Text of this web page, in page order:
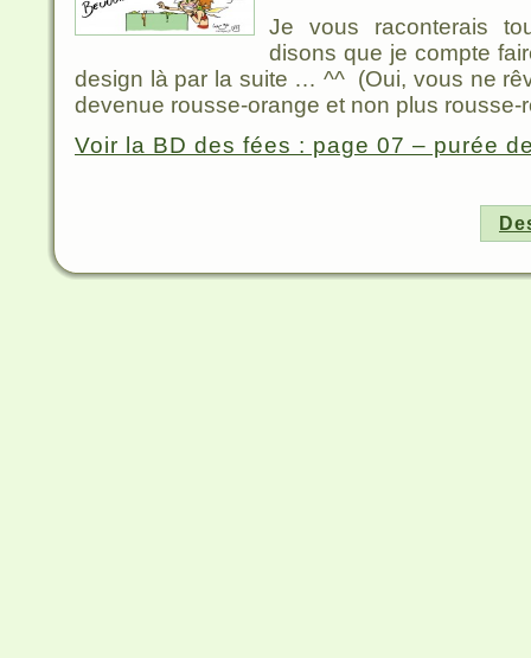
Je vous raconterais
disons que je compte
design là par la suite … ^^ (Oui, vous ne
devenue rousse-orange et non plus
Voir la BD des fées : page 07 – purée